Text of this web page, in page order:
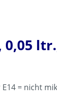
0,05
= nicht